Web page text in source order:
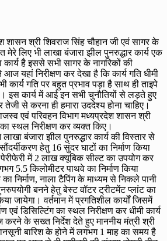
शासन श्री शिवराज सिंह चौहान जी एवं सागर के
मेरे लिए भी लाखा बंजारा झील पुनरुद्धार कार्य एक
कार्य है इससे सभी सागर के नागरिकों की
यहां निरीक्षण कर देखा है कि कार्य गति धीमी
कार्य गति पर बहुत प्रभाव पड़ा है साथ ही ताइपे
इस कार्य में आई इन सभी चुनौतियों से लड़ते हुए
तेजी से करना ही हमारा उददेश्य होना चाहिए।
एवं परिवहन विभाग मध्यप्रदेश शासन श्री
स्थल निरीक्षण कर व्यक्त किए।
बंजारा झील पुनरुद्धार कार्य की विस्तार से
हेतु 16 सुंदर घाटों का निर्माण किया
में 2 लाख क्यूबिक सील्ट का उपयोग कर
5.5 किलोमीटर पाथवे का निर्माण किया
निर्माण, नाला टैपिंग के माध्यम से निकले पानी
बनने हेतु बेस्ट वॉटर ट्रीटमेंट प्लांट का
जायेगा। वर्तमान में प्रगतिशील कार्यों जिसमें
एवं डिसिल्टिंग का स्थल निरीक्षण कर धीमी कार्य
करने के सख्त निर्देश देते हुए माननीय मंत्री श्री
बारिश के होने में लगभग 1 माह का समय है